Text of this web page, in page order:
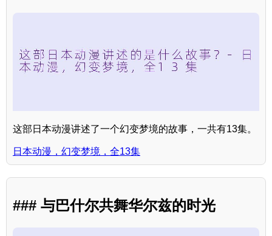
这部日本动漫讲述了一个幻变梦境的故事，一共有13集。
日本动漫，幻变梦境，全13集
### 与巴什尔共舞华尔兹的时光